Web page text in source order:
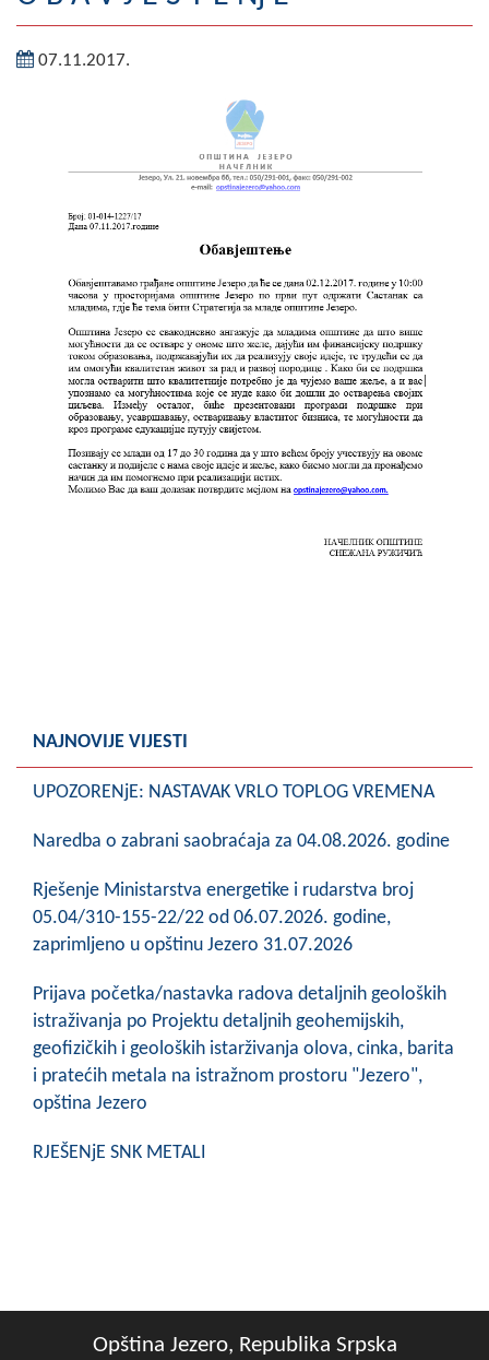
Geografija
Fotogalerija
O Načelniku
Zamjenik načelnika
Izvještaj o radu načelnika
SKUPŠTINA
Statut Opštine
Vijesti
Aktivnosti
Javni pozivi
Obavještenja
Zaštita od požara
COVID 19
Geoistraživanja
PRIVREDA
CIVILNA ZAŠTITA
07.11.2017.
NAJNOVIJE VIJESTI
UPOZORENjE: NASTAVAK VRLO TOPLOG VREMENA
Naredba o zabrani saobraćaja za 04.08.2026. godine
Rješenje Ministarstva energetike i rudarstva broj
05.04/310-155-22/22 od 06.07.2026. godine,
zaprimljeno u opštinu Jezero 31.07.2026
Prijava početka/nastavka radova detaljnih geoloških
istraživanja po Projektu detaljnih geohemijskih,
geofizičkih i geoloških istarživanja olova, cinka, barita
i pratećih metala na istražnom prostoru "Jezero",
opština Jezero
RJEŠENjE SNK METALI
Opština Jezero, Republika Srpska